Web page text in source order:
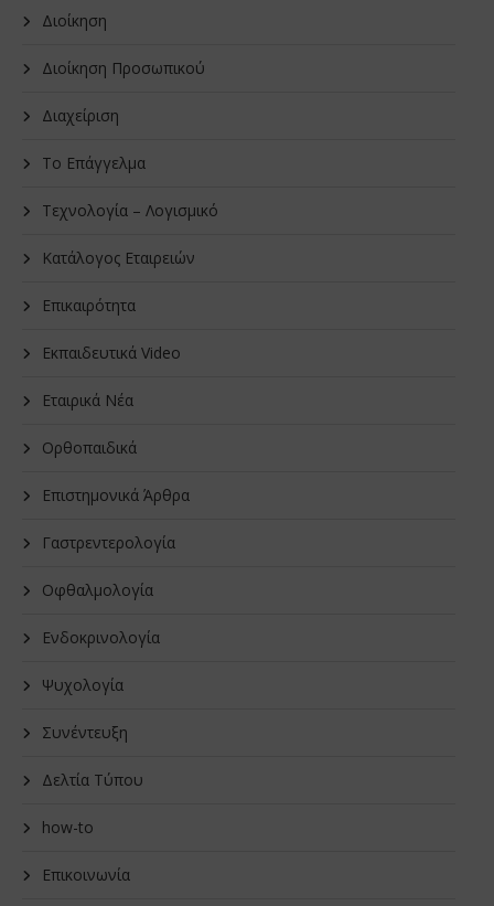
Διοίκηση
Διοίκηση Προσωπικού
Διαχείριση
Το Επάγγελμα
Τεχνολογία – Λογισμικό
Κατάλογος Εταιρειών
Επικαιρότητα
Εκπαιδευτικά Video
Εταιρικά Νέα
Oρθοπαιδικά
Επιστημονικά Άρθρα
Γαστρεντερολογία
Οφθαλμολογία
Ενδοκρινολογία
Ψυχολογία
Συνέντευξη
Δελτία Τύπου
how-to
Επικοινωνία